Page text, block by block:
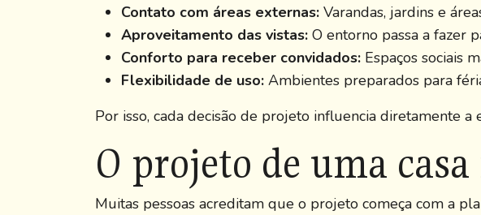
Contato com áreas externas: Varandas, jardins e
Aproveitamento das vistas: O entorno passa a fazer
Conforto para receber convidados: Espaços sociais
Flexibilidade de uso: Ambientes preparados para
Por isso, cada decisão de projeto influencia diretamente a
O projeto de uma
Muitas pessoas acreditam que o projeto começa com a